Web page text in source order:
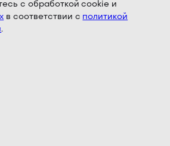
с обработкой cookie и
в соответствии с политикой
.